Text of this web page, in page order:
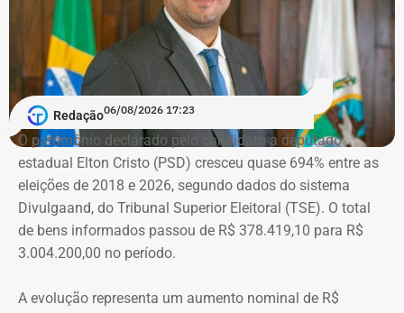
Schiller Thompson-Flores. Em setembro do ano seguinte,
a Justiça do Rio o condenou a três anos de prisão em
regime semiaberto.
Em conversa com o TEMPO REAL RJ, Cristiane analisa o
que ainda falta às mulheres na hora de denunciar os
companheiros por violência doméstica.
“Creio que duas coisas ainda impedem as mulheres de
seguirem adiante nesta batalha. A vergonha e o medo.
Porque é necessário ter mais do que coragem para seguir
adiante no enfrentamento à violência doméstica. Pois
primeiro é o temor de continuar viva e estar ao lado do
Redação06/08/2026 17:23
O patrimônio declarado pelo candidato a deputado
estadual Elton Cristo (PSD) cresceu quase 694% entre as
eleições de 2018 e 2026, segundo dados do sistema
Divulgaand, do Tribunal Superior Eleitoral (TSE). O total
de bens informados passou de R$ 378.419,10 para R$
3.004.200,00 no período.
A evolução representa um aumento nominal de R$